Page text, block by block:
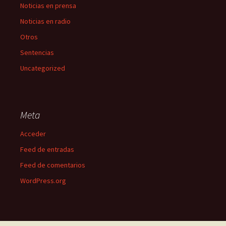
Noticias en prensa
Noticias en radio
Otros
Sentencias
Uncategorized
Meta
Acceder
Feed de entradas
Feed de comentarios
WordPress.org